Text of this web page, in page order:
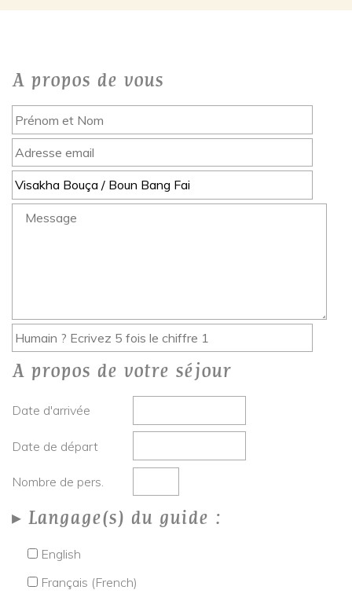
A propos de vous
A propos de votre séjour
Date d'arrivée
Date de départ
Nombre de pers.
Langage(s) du guide :
English
Français (French)